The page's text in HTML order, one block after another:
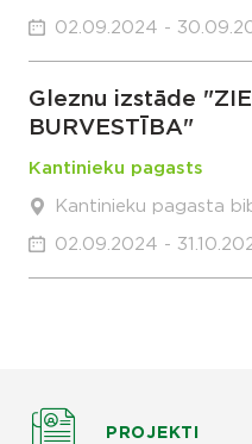
02.09.2024 -
Gleznu izstāde
BURVESTĪBA"
Kantinieku pagasts
Kantinieku pagasta
02.09.2024 -
PROJEKTI